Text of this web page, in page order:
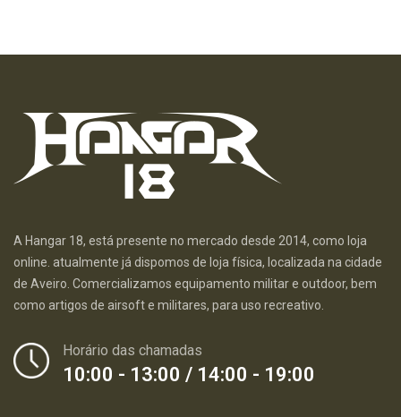
A Hangar 18, está presente no mercado desde 2014, como loja
online. atualmente já dispomos de loja física, localizada na cidade
de Aveiro. Comercializamos equipamento militar e outdoor, bem
como artigos de airsoft e militares, para uso recreativo.
Horário das chamadas
10:00 - 13:00 / 14:00 - 19:00